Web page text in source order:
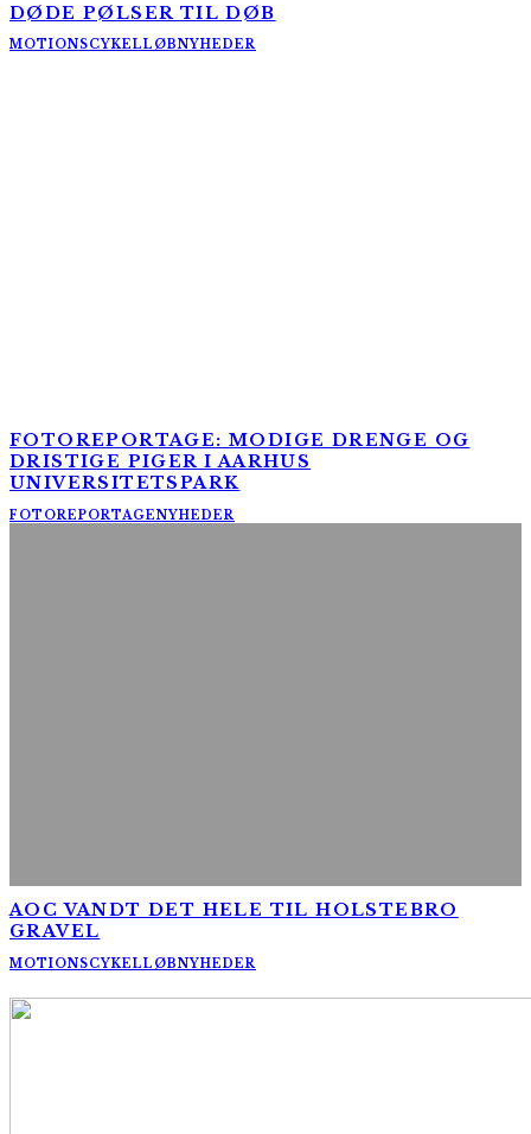
DØDE PØLSER TIL DØB
MOTIONSCYKELLØBNYHEDER
FOTOREPORTAGE: MODIGE DRENGE OG
DRISTIGE PIGER I AARHUS
UNIVERSITETSPARK
FOTOREPORTAGENYHEDER
AOC VANDT DET HELE TIL HOLSTEBRO
GRAVEL
MOTIONSCYKELLØBNYHEDER